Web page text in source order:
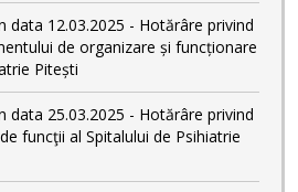
data 12.03.2025 - Hotărâre privind
de organizare și funcționare
Pitești
data 25.03.2025 - Hotărâre privind
funcţii al Spitalului de Psihiatrie